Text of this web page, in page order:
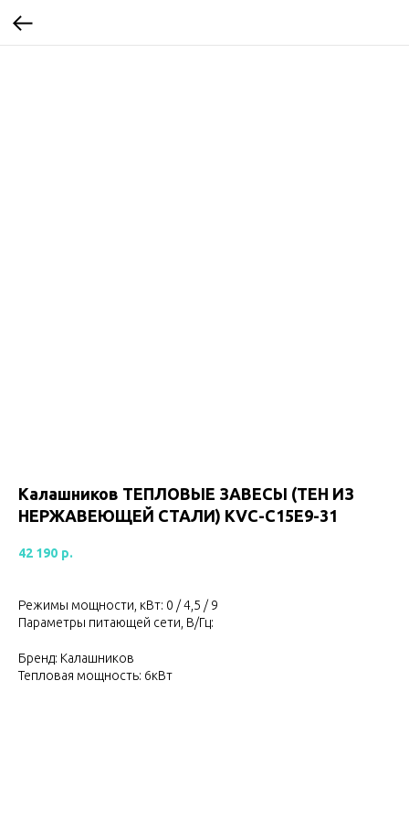
Калашников ТЕПЛОВЫЕ ЗАВЕСЫ (ТЕН ИЗ
НЕРЖАВЕЮЩЕЙ СТАЛИ) KVС-C15E9-31
42 190 р.
Режимы мощности, кВт: 0 / 4,5 / 9
Параметры питающей сети, В/Гц:
Бренд: Калашников
Тепловая мощность: 6кВт